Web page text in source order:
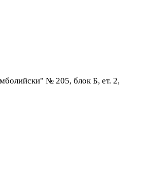
№ 205, блок Б, ет. 2,